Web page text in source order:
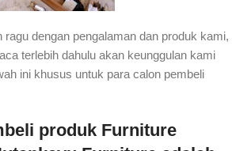
dengan pengalaman dan produk kami,
terlebih dahulu akan keunggulan kami
ini khusus untuk para calon pembeli
produk Furniture